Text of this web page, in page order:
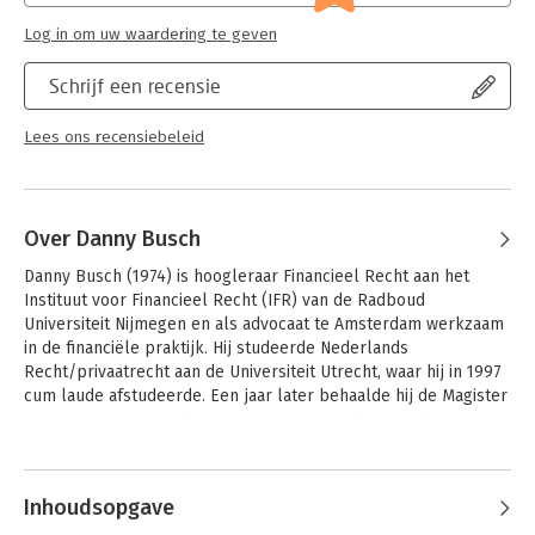
Schrijf een recensie
Lees ons recensiebeleid
Log in om uw waardering te geven
Over Danny Busch
Danny Busch (1974) is hoogleraar Financieel Recht aan het
Instituut voor Financieel Recht (IFR) van de Radboud
Universiteit Nijmegen en als advocaat te Amsterdam werkzaam
in de financiële praktijk. Hij studeerde Nederlands
Recht/privaatrecht aan de Universiteit Utrecht, waar hij in 1997
cum laude afstudeerde. Een jaar later behaalde hij de Magister
Hamburg. In 2002 promoveerde hij aan de Universiteit Utrecht
Andere boeken door Danny Busch
Inhoudsopgave